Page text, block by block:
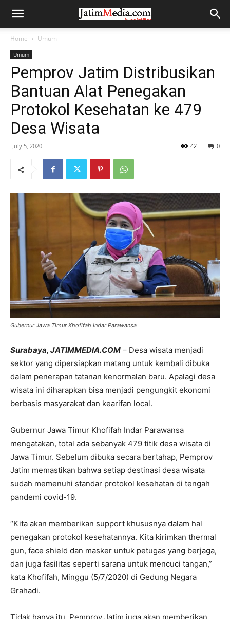
Home Umum
Umum
Pemprov Jatim Distribusikan
Bantuan Alat Penegakan
Protokol Kesehatan ke 479
Desa Wisata
July 5, 2020 0
42
Gubernur Jawa Timur Khofifah Indar Parawansa
Surabaya, JATIMMEDIA.COM – Desa wisata menjadi
sektor yang dipersiapkan matang untuk kembali dibuka
dalam penerapan tatanan kenormalan baru. Apalagi desa
wisata ini diharapkan bisa menjadi pengungkit ekonomi
berbasis masyarakat dan kearifan local.
Gubernur Jawa Timur Khofifah Indar Parawansa
mengatakan, total ada sebanyak 479 titik desa wisata di
Jawa Timur. Sebelum dibuka secara bertahap, Pemprov
Jatim memastikan bahwa setiap destinasi desa wisata
sudah memenuhi standar protokol kesehatan di tengah
pandemi covid-19.
“Kita akan memberikan support khususnya dalam hal
penegakan protokol kesehatannya. Kita kirimkan thermal
gun, face shield dan masker untuk petugas yang berjaga,
dan juga fasilitas seperti sarana untuk mencuci tangan,”
kata Khofifah, Minggu (5/7/2020) di Gedung Negara
Grahadi.
Tidak hanya itu, Pemprov Jatim juga akan memberikan